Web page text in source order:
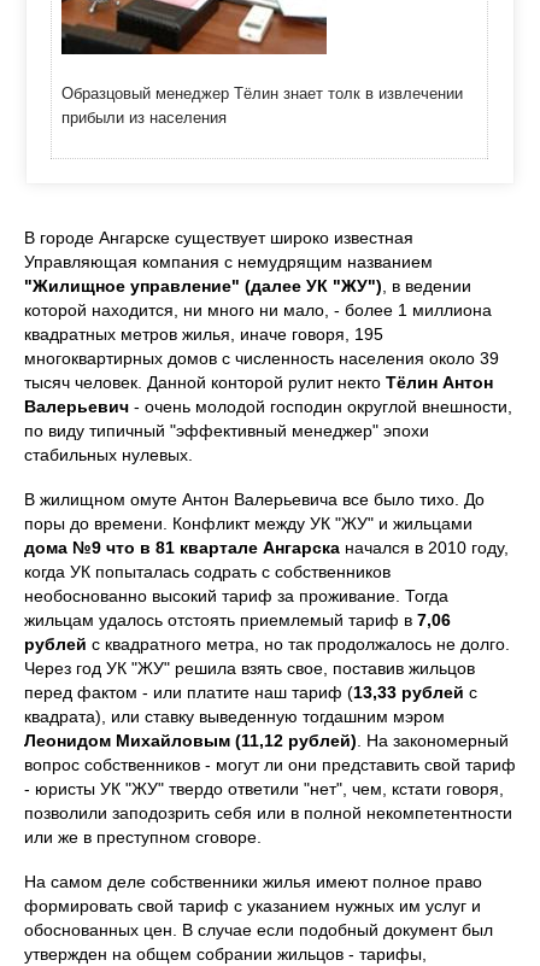
Образцовый менеджер Тёлин знает толк в извлечении
прибыли из населения
В городе Ангарске существует широко известная
Управляющая компания с немудрящим названием
"Жилищное управление" (далее УК "ЖУ") , в ведении
которой находится, ни много ни мало, - более 1 миллиона
квадратных метров жилья, иначе говоря, 195
многоквартирных домов с численность населения около 39
тысяч человек. Данной конторой рулит некто Тёлин Антон
Валерьевич - очень молодой господин округлой внешности,
по виду типичный "эффективный менеджер" эпохи
стабильных нулевых.
В жилищном омуте Антон Валерьевича все было тихо. До
поры до времени. Конфликт между УК "ЖУ" и жильцами
дома №9 что в 81 квартале Ангарска начался в 2010 году,
когда УК попыталась содрать с собственников
необоснованно высокий тариф за проживание. Тогда
жильцам удалось отстоять приемлемый тариф в 7,06
рублей с квадратного метра, но так продолжалось не долго.
Через год УК "ЖУ" решила взять свое, поставив жильцов
перед фактом - или платите наш тариф (13,33 рублей с
квадрата), или ставку выведенную тогдашним мэром
Леонидом Михайловым (11,12 рублей) . На закономерный
вопрос собственников - могут ли они представить свой тариф
- юристы УК "ЖУ" твердо ответили "нет", чем, кстати говоря,
позволили заподозрить себя или в полной некомпетентности
или же в преступном сговоре.
На самом деле собственники жилья имеют полное право
формировать свой тариф с указанием нужных им услуг и
обоснованных цен. В случае если подобный документ был
утвержден на общем собрании жильцов - тарифы,